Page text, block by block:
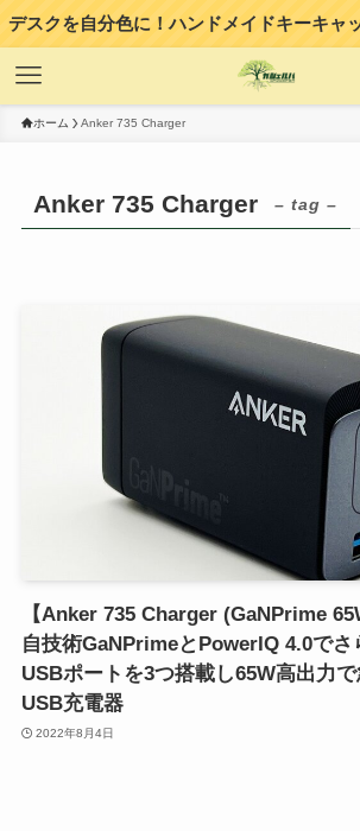
デスクを自分色に！ハンドメイドキーキャ
ホーム Anker 735 Charger
Anker 735 Charger – tag –
【Anker 735 Charger (GaNPrime
自技術GaNPrimeとPowerIQ 4.0でさ
USBポートを3つ搭載し65W高出力
USB充電器
2022年8月4日